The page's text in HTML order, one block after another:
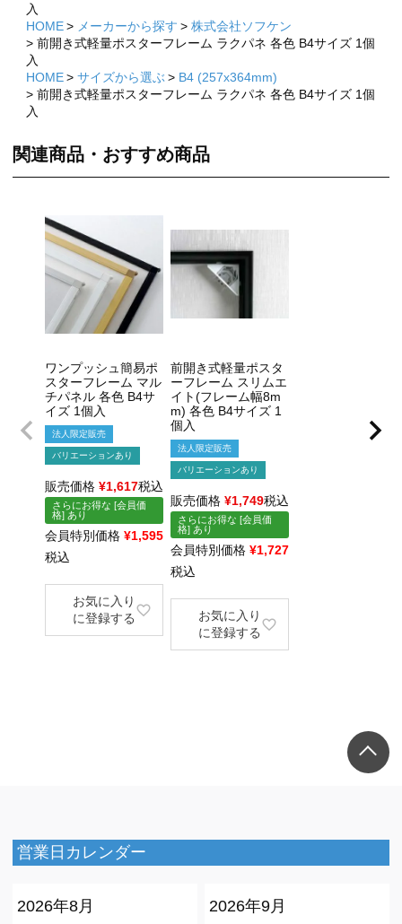
入
HOME
メーカーから探す
株式会社ソフケン
前開き式軽量ポスターフレーム ラクパネ 各色 B4サイズ 1個
入
HOME
サイズから選ぶ
B4 (257x364mm)
前開き式軽量ポスターフレーム ラクパネ 各色 B4サイズ 1個
入
関連商品・おすすめ商品
ワンプッシュ簡易ポ
スターフレーム マル
チパネル 各色 B4サ
イズ 1個入
法人限定販売
バリエーションあり
販売価格 ¥1,617税込
さらにお得な [会員価
格] あり
会員特別価格 ¥1,595
税込
お気に入り
に登録する
前開き式軽量ポスタ
ーフレーム スリムエ
イト(フレーム幅8m
m) 各色 B4サイズ 1
個入
法人限定販売
バリエーションあり
販売価格 ¥1,749税込
さらにお得な [会員価
格] あり
会員特別価格 ¥1,727
税込
お気に入り
に登録する
営業日カレンダー
2026年8月 2026年9月